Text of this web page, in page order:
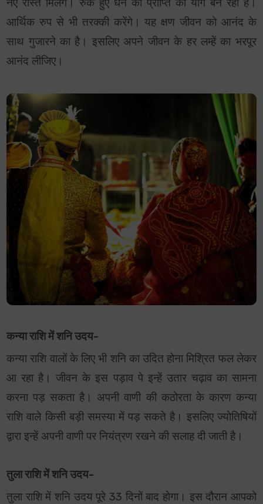
नए रास्ते मिलेंगे। रुके हुए धन की प्राप्ति का योग बन रहा है।
आर्थिक रुप से भी तरक्की करेंगे। यह क्षण जीवन को आनंद के
साथ गुजारने का है। इसलिए अपने जीवन के हर लम्हें का भरपूर
आनंद लीजिए।
कन्या राशि में शनि उदय-
कन्या राशि वालों के लिए भी शनि का उदित होना मिश्रित फल लेकर
आ रहा है। जीवन के इस पड़ाव पे इन्हें उतार चढ़ाव का सामना
करना पड़ सकता है। अपनी वाणी की कठोरता के कारण कन्या
राशि वाले किसी बड़ी समस्या में पड़ सकते है। इसलिए ज्योतिषियों
द्वारा इन्हें अपनी वाणी पर नियंत्रण रखने की सलाह दी जाती है।
तुला राशि में शनि उदय-
तुला राशि में शनि उदय पूरे 33 दिनों बाद होगा। इस दौरान आपको